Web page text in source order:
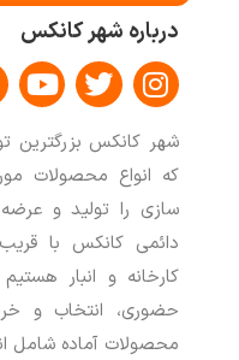
درباره شهر کانکس
I
n
s
t
a
g
r
a
m
T
w
i
t
t
e
r
Y
o
u
t
u
b
e
شهر کانکس بزرگترین
که انواع محصولات
سازی را تولید و
کارخانه و انبار
حضوری، انتخاب و
محصولات آماده شامل